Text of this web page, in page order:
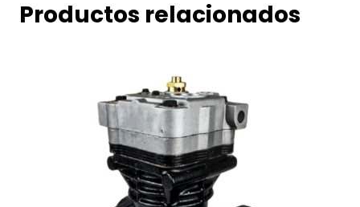
Productos relacionados